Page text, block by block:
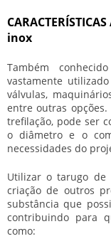
inox
Também
vastamente
válvulas,
entre outras
trefilação, pode ser
o diâmetro e o
necessidades do
Utilizar otarugo de
criação de outros
substância que
contribuindo para
como: